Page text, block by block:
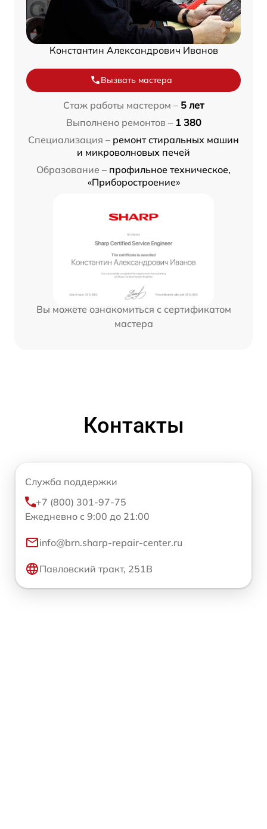
Константин Александрович Иванов
Вызвать мастера
Стаж работы мастером – 5 лет
Выполнено ремонтов – 1 380
Специализация – ремонт стиральных машин
и микроволновых печей
Образование – профильное техническое,
«Приборостроение»
Вы можете ознакомиться с сертификатом
мастера
Контакты
Служба поддержки
+7 (800) 301-97-75
Ежедневно с 9:00 до 21:00
info@brn.sharp-repair-center.ru
Павловский тракт, 251В